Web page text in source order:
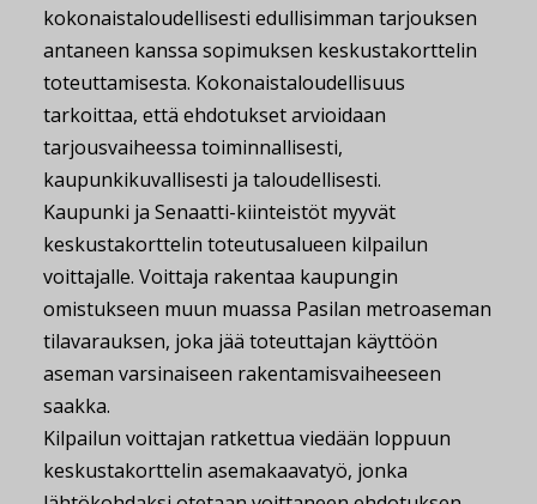
kokonaistaloudellisesti edullisimman tarjouksen
antaneen kanssa sopimuksen keskustakorttelin
toteuttamisesta. Kokonaistaloudellisuus
tarkoittaa, että ehdotukset arvioidaan
tarjousvaiheessa toiminnallisesti,
kaupunkikuvallisesti ja taloudellisesti.
Kaupunki ja Senaatti-kiinteistöt myyvät
keskustakorttelin toteutusalueen kilpailun
voittajalle. Voittaja rakentaa kaupungin
omistukseen muun muassa Pasilan metroaseman
tilavarauksen, joka jää toteuttajan käyttöön
aseman varsinaiseen rakentamisvaiheeseen
saakka.
Kilpailun voittajan ratkettua viedään loppuun
keskustakorttelin asemakaavatyö, jonka